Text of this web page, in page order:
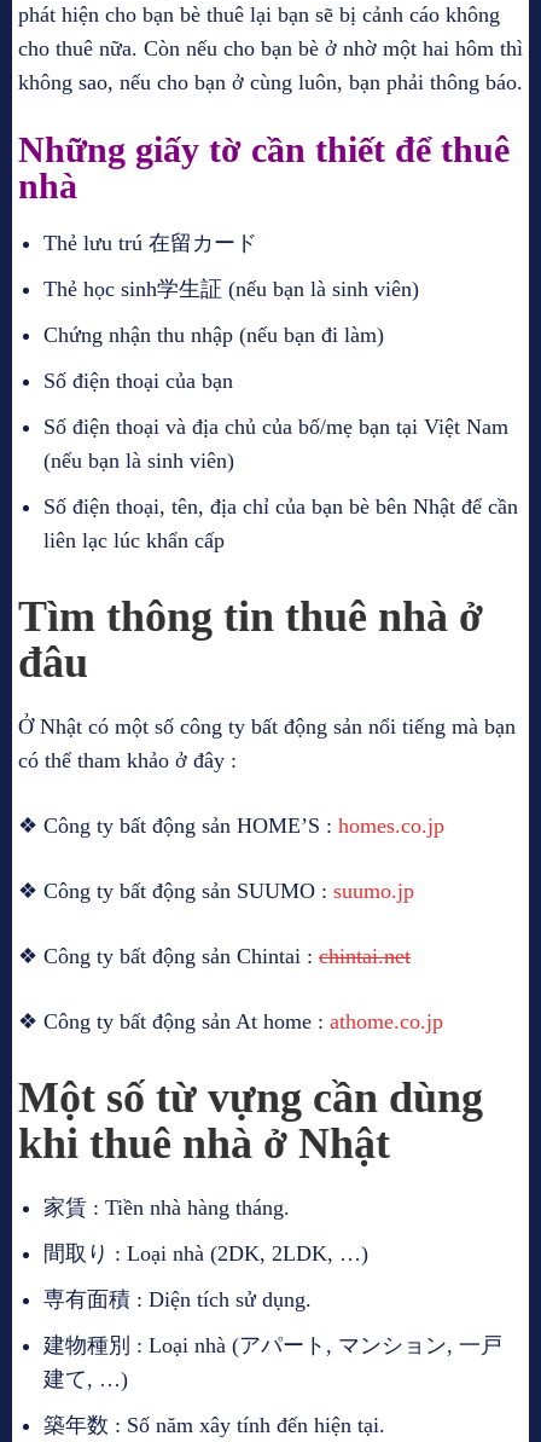
phát hiện cho bạn bè thuê lại bạn sẽ bị cảnh cáo không
cho thuê nữa. Còn nếu cho bạn bè ở nhờ một hai hôm thì
không sao, nếu cho bạn ở cùng luôn, bạn phải thông báo.
Những giấy tờ cần thiết để thuê
nhà
Thẻ lưu trú 在留カード
Thẻ học sinh学生証 (nếu bạn là sinh viên)
Chứng nhận thu nhập (nếu bạn đi làm)
Số điện thoại của bạn
Số điện thoại và địa chủ của bố/mẹ bạn tại Việt Nam
(nếu bạn là sinh viên)
Số điện thoại, tên, địa chỉ của bạn bè bên Nhật để cần
liên lạc lúc khẩn cấp
Tìm thông tin thuê nhà ở
đâu
Ở Nhật có một số công ty bất động sản nổi tiếng mà bạn
có thể tham khảo ở đây :
❖ Công ty bất động sản HOME’S : homes.co.jp
❖ Công ty bất động sản SUUMO : suumo.jp
❖ Công ty bất động sản Chintai : chintai.net
❖ Công ty bất động sản At home : athome.co.jp
Một số từ vựng cần dùng
khi thuê nhà ở Nhật
家賃 : Tiền nhà hàng tháng.
間取り : Loại nhà (2DK, 2LDK, …)
専有面積 : Diện tích sử dụng.
建物種別 : Loại nhà (アパート, マンション, 一戸
建て, …)
築年数 : Số năm xây tính đến hiện tại.